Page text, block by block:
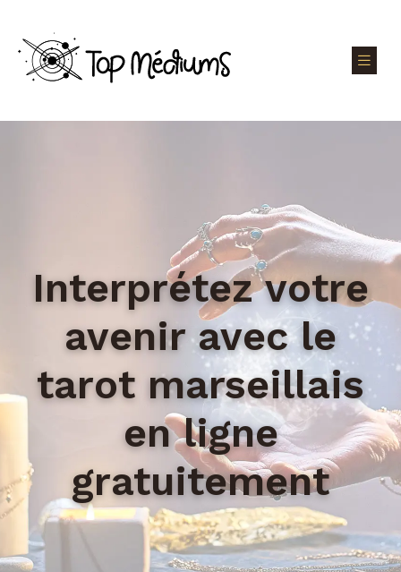
Interprétez votre
avenir avec le
tarot marseillais
en ligne
gratuitement